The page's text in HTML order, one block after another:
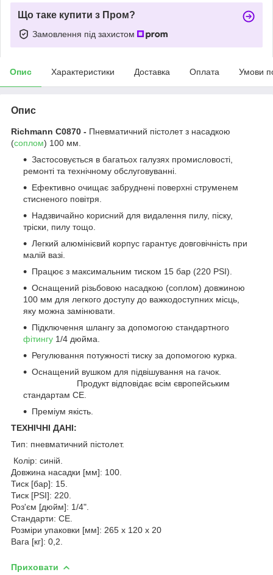
Що таке купити з Пром?
Замовлення під захистом
Опис Характеристики Доставка Оплата Умови
Опис
Richmann C0870 - Пневматичний пістолет з насадкою
(соплом) 100 мм.
Застосовується в багатьох галузях промисловості,
ремонті та технічному обслуговуванні.
Ефективно очищає забруднені поверхні струменем
стисненого повітря.
Надзвичайно корисний для видалення пилу, піску,
тріски, пилу тощо.
Легкий алюмінієвий корпус гарантує довговічність при
малій вазі.
Працює з максимальним тиском 15 бар (220 PSI).
Оснащений різьбовою насадкою (соплом) довжиною
100 мм для легкого доступу до важкодоступних місць,
яку можна замінювати.
Підключення шлангу за допомогою стандартного
фітингу 1/4 дюйма.
Регулювання потужності тиску за допомогою курка.
Оснащений вушком для підвішування на гачок.
Продукт відповідає всім європейським
стандартам CE.
Преміум якість.
ТЕХНІЧНІ ДАНІ:
Тип: пневматичний пістолет.
Колір: синій.
Довжина насадки [мм]: 100.
Тиск [бар]: 15.
Тиск [PSI]: 220.
Роз'єм [дюйм]: 1/4".
Стандарти: CE.
Розміри упаковки [мм]: 265 x 120 x 20
Вага [кг]: 0,2.
Приховати